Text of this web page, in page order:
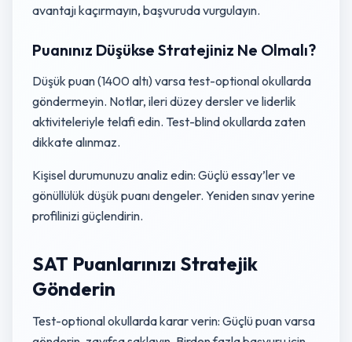
avantajı kaçırmayın, başvuruda vurgulayın.
Puanınız Düşükse Stratejiniz Ne Olmalı?
Düşük puan (1400 altı) varsa test-optional okullarda
göndermeyin. Notlar, ileri düzey dersler ve liderlik
aktiviteleriyle telafi edin. Test-blind okullarda zaten
dikkate alınmaz.
Kişisel durumunuzu analiz edin: Güçlü essay’ler ve
gönüllülük düşük puanı dengeler. Yeniden sınav yerine
profilinizi güçlendirin.
SAT Puanlarınızı Stratejik
Gönderin
Test-optional okullarda karar verin: Güçlü puan varsa